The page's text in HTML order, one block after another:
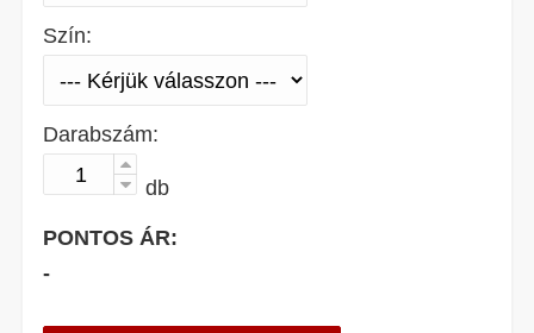
Szín:
Darabszám:
db
PONTOS ÁR:
-